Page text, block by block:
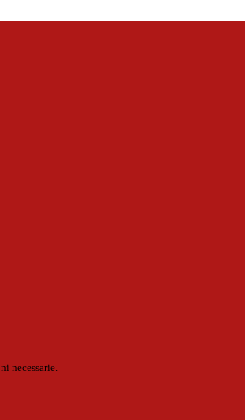
necessarie.